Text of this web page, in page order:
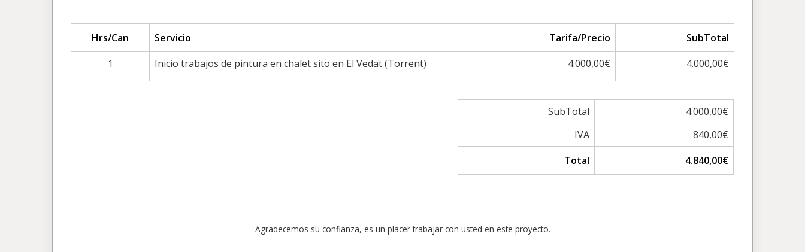
Hrs/Can Servicio Tarifa/Precio
SubTotal
1
Inicio trabajos de pintura en chalet sito en El Vedat (Torrent) 4.000,00€ 4.000,00€
SubTotal
4.000,00€
IVA
840,00€
Total
4.840,00€
Agradecemos su confianza, es un placer trabajar con usted en este proyecto.